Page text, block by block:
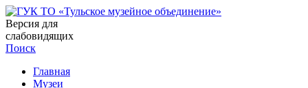
Версия для
слабовидящих
Поиск
Главная
Музеи